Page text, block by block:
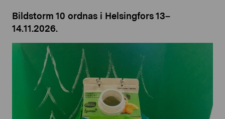
Bildstorm 10 ordnas i Helsingfors 13–
14.11.2026.